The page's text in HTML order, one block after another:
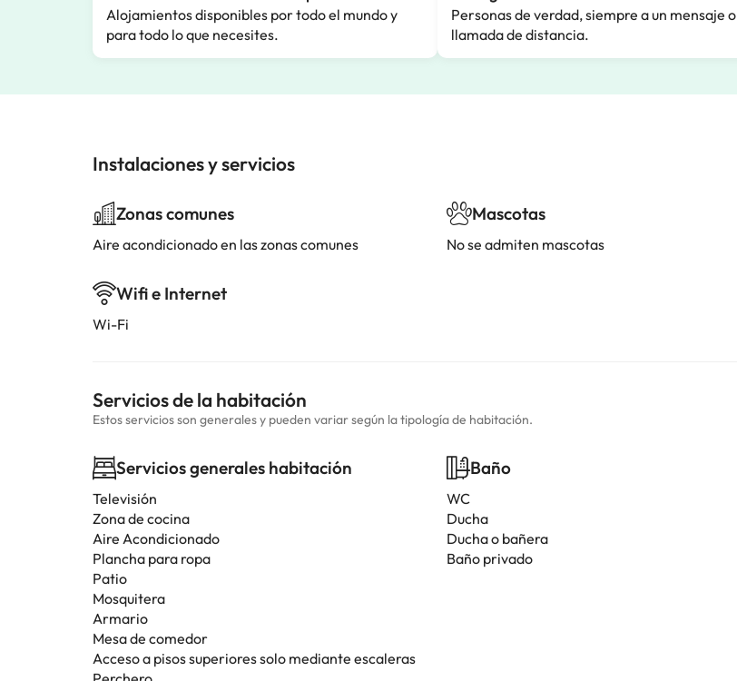
Alojamientos disponibles por todo el mundo y
para todo lo que necesites.
Personas de verdad, siempre a un mensaje o
llamada de distancia.
Instalaciones y servicios
Zonas comunes
Aire acondicionado en las zonas comunes
Wifi e Internet
Wi-Fi
Mascotas
No se admiten mascotas
Servicios de la habitación
Estos servicios son generales y pueden variar según la tipología de habitación.
Servicios generales habitación
Televisión
Zona de cocina
Aire Acondicionado
Plancha para ropa
Patio
Mosquitera
Armario
Mesa de comedor
Acceso a pisos superiores solo mediante escaleras
Baño
WC
Ducha
Ducha o bañera
Baño privado